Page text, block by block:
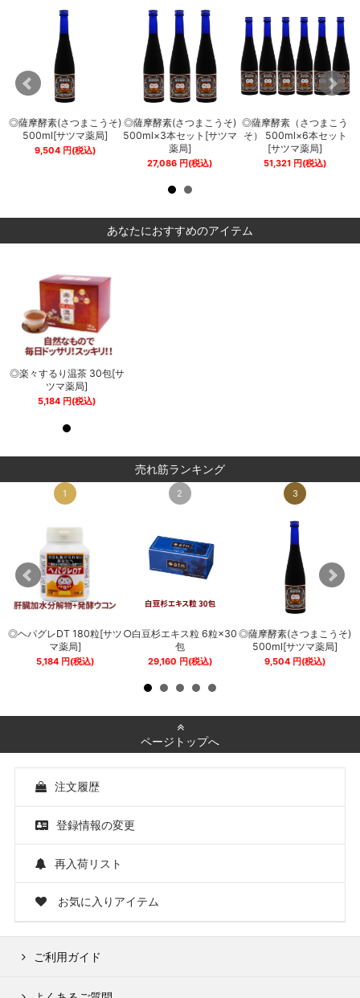
◎薩摩酵素(さつまこうそ)
500ml[サツマ薬局]
9,504円(税込)
◎薩摩酵素(さつまこうそ)
500ml×3本セット[サツマ
薬局]
27,086 円(税込)
◎薩摩酵素（さつまこう
そ） 500ml×6本セット
[サツマ薬局]
51,321 円(税込)
あなたにおすすめのアイテム
◎楽々するり温茶 30包[サ
ツマ薬局]
5,184 円 (税込)
売れ筋ランキング
1
◎ヘパグレDT 180粒[サツ
マ薬局]
5,184円(税込)
2
○白豆杉エキス粒 6粒×30
包
29,160 円(税込)
3
◎薩摩酵素(さつまこうそ)
500ml[サツマ薬局]
9,504 円(税込)
ページトップへ
注文履歴
登録情報の変更
再入荷リスト
お気に入りアイテム
ご利用ガイド